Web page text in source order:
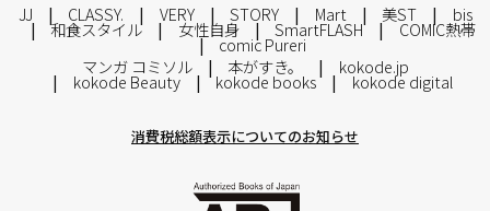
JJ CLASSY. VERY STORY Mart 美ST bis
和食スタイル 女性自身 SmartFLASH COMIC熱帯
comic Pureri
マンガ コミソル
本がすき。 kokode.jp
kokode Beauty kokode books kokode digital
消費税総額表示についてのお知らせ